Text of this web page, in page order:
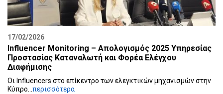
17/02/2026
Influencer Monitoring – Απολογισμός 2025 Υπηρεσίας
Προστασίας Καταναλωτή και Φορέα Ελέγχου
Διαφήμισης
Οι Influencers στο επίκεντρο των ελεγκτικών μηχανισμών στην
Κύπρο...περισσότερα